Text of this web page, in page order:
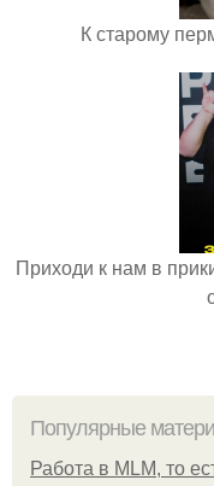
К старому
Приходи к нам в
Популярные
Работа в MLM, то